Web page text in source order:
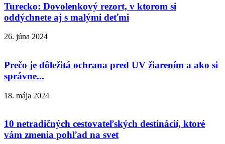
Turecko: Dovolenkový rezort, v ktorom si
oddýchnete aj s malými deťmi
26. júna 2024
Prečo je dôležitá ochrana pred UV žiarením a ako si
správne...
18. mája 2024
10 netradičných cestovateľských destinácií, ktoré
vám zmenia pohľad na svet